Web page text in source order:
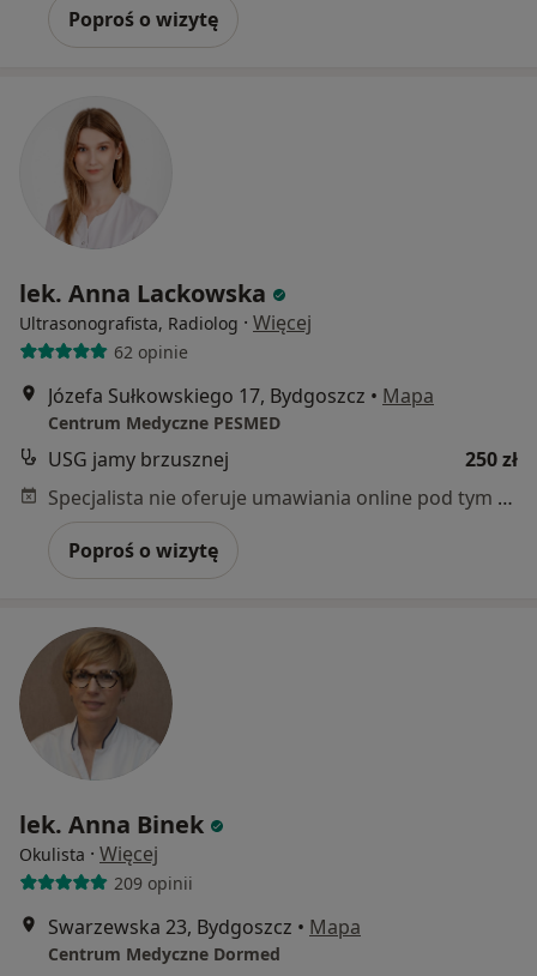
Poproś o wizytę
lek. Anna Lackowska
Ultrasonografista, Radiolog · Więcej
62 opinie
Józefa Sułkowskiego 17, Bydgoszcz • Mapa
Centrum Medyczne PESMED
USG jamy brzusznej
250 zł
Specjalista nie oferuje umawiania online pod tym adresem.
Poproś o wizytę
lek. Anna Binek
Okulista · Więcej
209 opinii
Swarzewska 23, Bydgoszcz • Mapa
Centrum Medyczne Dormed